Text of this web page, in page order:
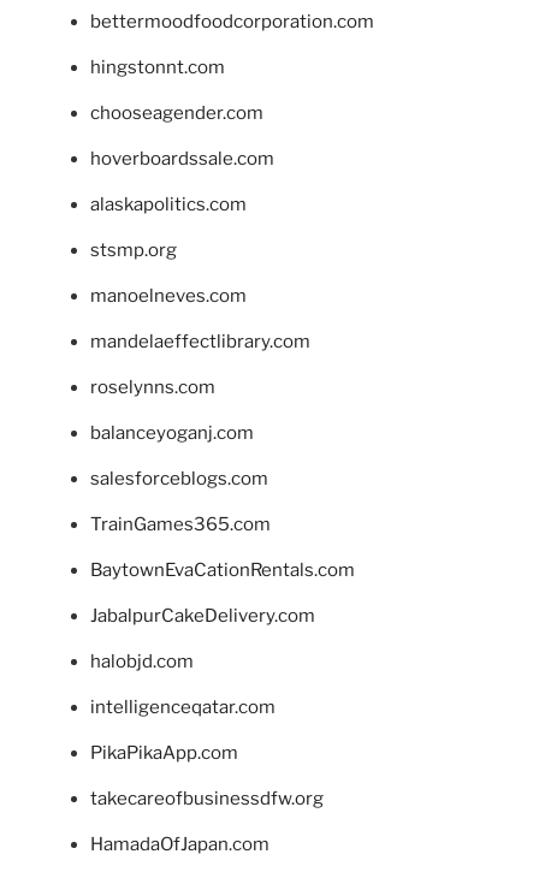
bettermoodfoodcorporation.com
hingstonnt.com
chooseagender.com
hoverboardssale.com
alaskapolitics.com
stsmp.org
manoelneves.com
mandelaeffectlibrary.com
roselynns.com
balanceyoganj.com
salesforceblogs.com
TrainGames365.com
BaytownEvaCationRentals.com
JabalpurCakeDelivery.com
halobjd.com
intelligenceqatar.com
PikaPikaApp.com
takecareofbusinessdfw.org
HamadaOfJapan.com